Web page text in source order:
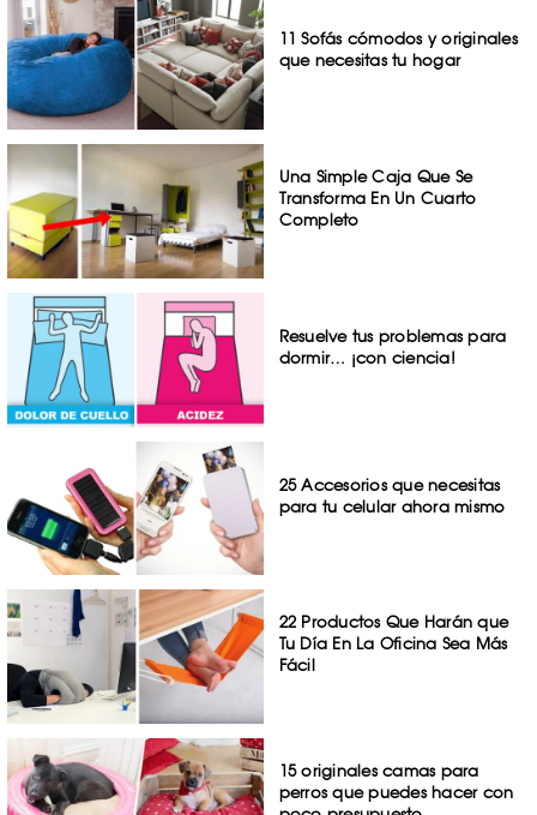
11 Sofás cómodos y originales
que necesitas tu hogar
Una Simple Caja Que Se
Transforma En Un Cuarto
Completo
Resuelve tus problemas para
dormir… ¡con ciencia!
25 Accesorios que necesitas
para tu celular ahora mismo
22 Productos Que Harán que
Tu Día En La Oficina Sea Más
Fácil
15 originales camas para
perros que puedes hacer con